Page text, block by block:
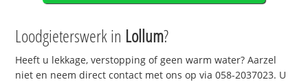
Loodgieterswerk in Lollum?
Heeft u lekkage, verstopping of geen warm water? Aarzel
niet en neem direct contact met ons op via 058-2037023. U